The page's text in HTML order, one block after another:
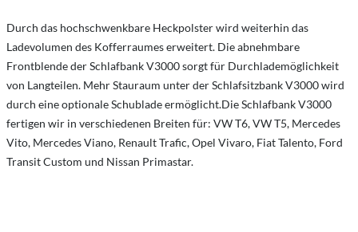
Durch das hochschwenkbare Heckpolster wird weiterhin das
Ladevolumen des Kofferraumes erweitert. Die abnehmbare
Frontblende der Schlafbank V3000 sorgt für Durchlademöglichkeit
von Langteilen. Mehr Stauraum unter der Schlafsitzbank V3000 wird
durch eine optionale Schublade ermöglicht.Die Schlafbank V3000
fertigen wir in verschiedenen Breiten für: VW T6, VW T5, Mercedes
Vito, Mercedes Viano, Renault Trafic, Opel Vivaro, Fiat Talento, Ford
Transit Custom und Nissan Primastar.